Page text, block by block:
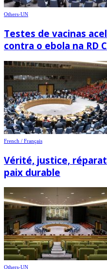
Others-UN
Testes de vacinas
contra o ebola na RD
French / Français
Vérité, justice,
paix durable
Others-UN